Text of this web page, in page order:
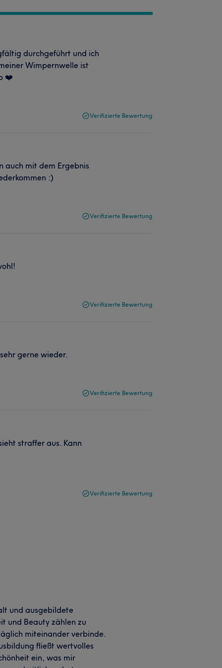
durchgeführt und ich
Wimpernwelle ist
❤️
Verifizierte Bewertung
auch mit dem Ergebnis
:)
Verifizierte Bewertung
Verifizierte Bewertung
gerne wieder.
Verifizierte Bewertung
straffer aus. Kann
Verifizierte Bewertung
und ausgebildete
und Beauty zählen zu
miteinander verbinde.
fließt wertvolles
ein, was mir